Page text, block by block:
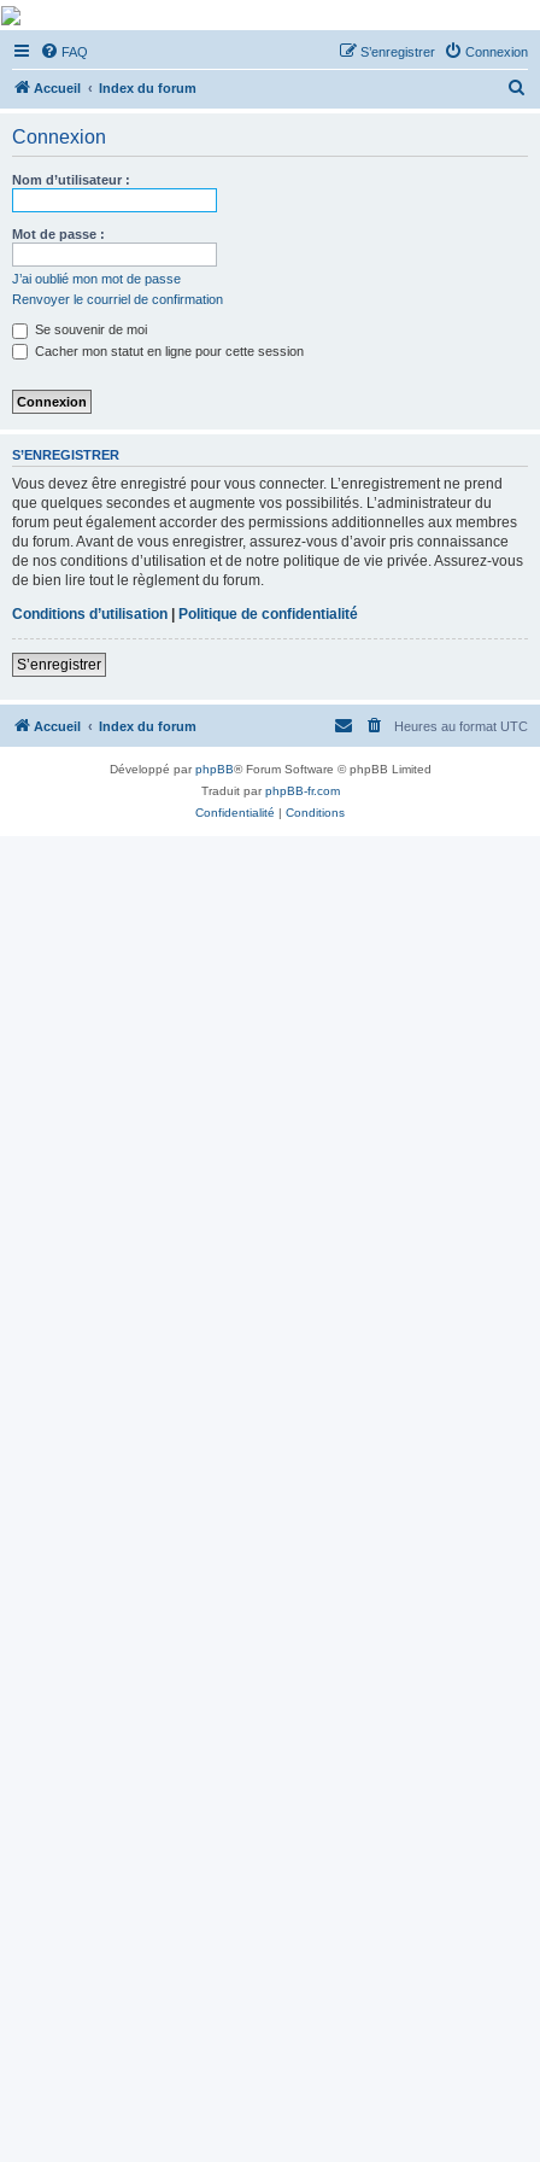
De Musicae Militari -
Forums
Forums de discussions
FAQ Connexion
S’enregistrer
Accueil Index du forum
Connexion
Nom d’utilisateur :
Mot de passe :
J’ai oublié mon mot de passe
Renvoyer le courriel de confirmation
Se souvenir de moi
Cacher mon statut en ligne pour cette session
S’ENREGISTRER
Vous devez être enregistré pour vous connecter. L’enregistrement ne prend
que quelques secondes et augmente vos possibilités. L’administrateur du
forum peut également accorder des permissions additionnelles aux membres
du forum. Avant de vous enregistrer, assurez-vous d’avoir pris connaissance
de nos conditions d’utilisation et de notre politique de vie privée. Assurez-vous
de bien lire tout le règlement du forum.
Conditions d’utilisation | Politique de confidentialité
S’enregistrer
Accueil Index du forum Heures au format UTC
Développé parphpBB® Forum Software © phpBB Limited
Traduit parphpBB-fr.com
Confidentialité | Conditions